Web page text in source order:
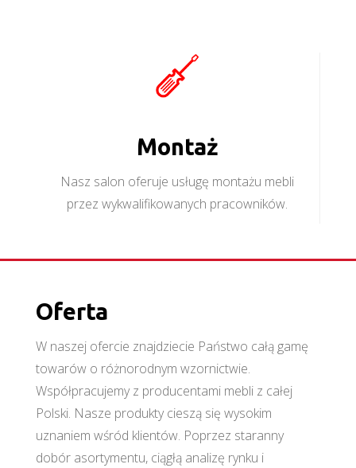
Montaż
Nasz salon oferuje usługę montażu mebli
przez wykwalifikowanych pracowników.
Oferta
W naszej ofercie znajdziecie Państwo całą gamę
towarów o różnorodnym wzornictwie.
Współpracujemy z producentami mebli z całej
Polski. Nasze produkty cieszą się wysokim
uznaniem wśród klientów. Poprzez staranny
dobór asortymentu, ciągłą analizę rynku i